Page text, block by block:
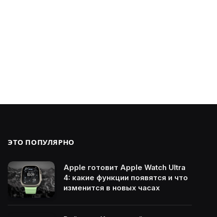
ЭТО ПОПУЛЯРНО
Apple готовит Apple Watch Ultra
4: какие функции появятся и что
изменится в новых часах